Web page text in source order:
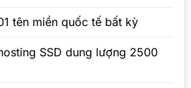
tên miền quốc tế bất kỳ
SSD dung lượng 2500